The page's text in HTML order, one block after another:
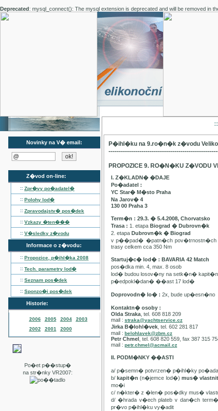
Deprecated: mysql_connect(): The mysql extension is deprecated and will be removed in
Novinky na V� email:
Z�vod on-line:
:: Zpr�vy po�adatel�
:: Polohy lod�
:: Zpravodajstv� pos�dek
:: Vzkazy �ten���
:: V�sledky z�vodu
Informace o z�vodu:
:: Propozice, p�ihl�ka 2008
:: Tech. parametry lod�
:: Seznam pos�dek
:: Sponzo�i pos�dek
Historie:
2006 2005 2004
2003
2002
2001 2000
Po�et p��stup�
na str�nky VR2007:
P�ihl�ku na 9.ro�n�k z�vodu
PROPOZICE 9. RO�N�KU Z�VODU
I. Z�KLADN� �DAJE
Po�adatel :
YC Star� M�sto Praha
Na Jarov� 4
130 00 Praha 3
Term�n : 29.3. � 5.4.2008, Chorvatsko
Trasa : 1. etapa Biograd � Dubrovn�k
2. etapa Dubrovn�k � Biograd
v p��pad� �patn�ch pov�trnostn�ch
trasy celkem cca 350 Nm
Startuj�c� lod� : BAVARIA 42 Match
pos�dka min. 4, max. 8 osob
lod� budou losov�ny na setk�n�
p�edpokl�dan� ��ast 17 lod�
Doprovodn� lo� : 2x, bude up�esn�no
Kontaktn� osoby :
Olda Straka , tel. 608 818 209
mail : straka@yachtservice.cz
Jirka B�lohl�vek , tel. 602 281 817
mail : belohlavek@zbm.cz
Petr Chmel , tel. 608 820 559, fax 387 315
mail : petr.chmel@acmail.cz
II. PODM�NKY ��ASTI
a/ p�semn� potvrzen� p�ihl�ky
b/kapit�n(n�jemce lod�) mus�
mo�i
c/ n�kter� z �len� pos�dky mus�
d/ �hrada v�ech plateb v dan�ch
pr�vo p�ihl�ku vy�adit